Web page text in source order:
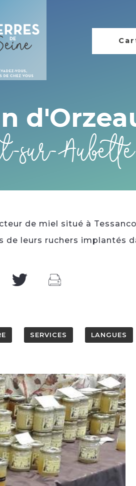
sur-Aubette
de miel situé à
leurs ruchers implantés
SERVICES LANGUES